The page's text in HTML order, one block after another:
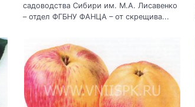
садоводства Сибири им. М.А. Лисавенко
– отдел ФГБНУ ФАНЦА – от скрещива...